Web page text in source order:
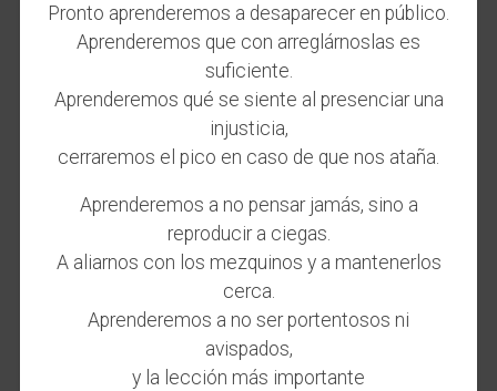
Pronto aprenderemos a desaparecer en público.
Aprenderemos que con arreglárnoslas es
suficiente.
Aprenderemos qué se siente al presenciar una
injusticia,
cerraremos el pico en caso de que nos ataña.
Aprenderemos a no pensar jamás, sino a
reproducir a ciegas.
A aliarnos con los mezquinos y a mantenerlos
cerca.
Aprenderemos a no ser portentosos ni
avispados,
y la lección más importante